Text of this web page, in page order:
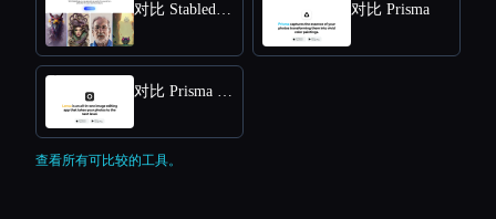
对比 Stabledojo 对比 Prisma
对比 Prisma Lensa
查看所有可比较的工具。